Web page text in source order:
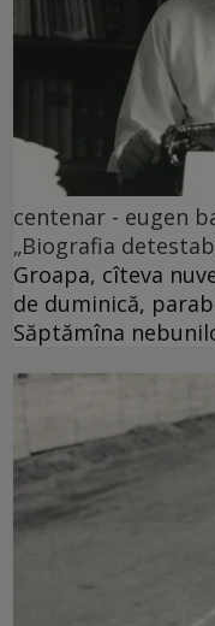
centenar - eugen
„Biografia
Groapa, cîteva
de duminică,
Săptămîna